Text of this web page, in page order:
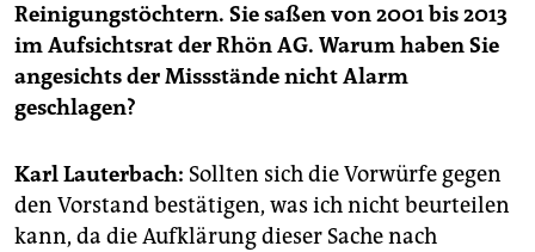
Reinigungstöchtern. Sie saßen von 2001 bis 2013
im Aufsichtsrat der Rhön AG. Warum haben Sie
angesichts der Missstände nicht Alarm
geschlagen?
Karl Lauterbach: Sollten sich die Vorwürfe gegen
den Vorstand bestätigen, was ich nicht beurteilen
kann, da die Aufklärung dieser Sache nach